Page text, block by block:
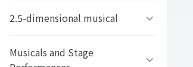
オトメディアセレクショ
ーズ
もモ太郎。
お文具といっしょ
クッピーラムネ・クピラム
ース
イケメンスムースチワワの
おてんばなキジトラららこ
NIKOLA PRINT FILES
横浜美少女図鑑
けっぱって東北
2.5-dimensional musical
ミュージカル『テニスの王
Musicals and Stage